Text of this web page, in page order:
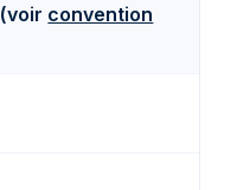
(voir convention